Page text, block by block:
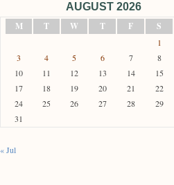
AUGUST 2026
M
T W T F S
1
3
4 5 6 7 8
10
11 12 13 14 15
17
18 19 20 21 22
24
25 26 27 28 29
31
« Jul